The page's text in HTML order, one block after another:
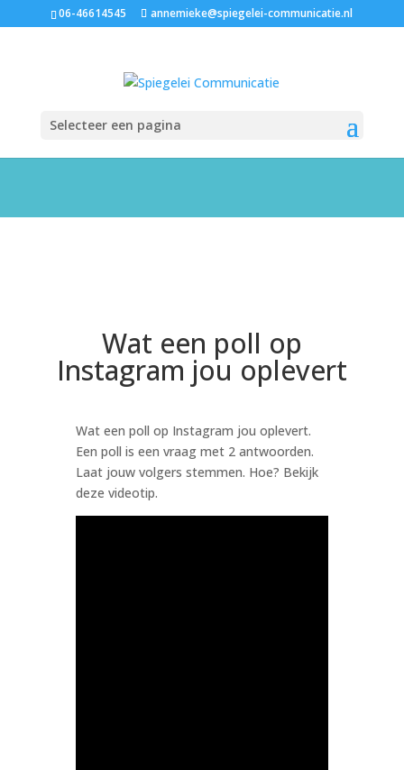
06-46614545 annemieke@spiegelei-communicatie.nl
Selecteer een pagina
Wat een poll op
Instagram jou oplevert
Wat een poll op Instagram jou oplevert.
Een poll is een vraag met 2 antwoorden.
Laat jouw volgers stemmen. Hoe? Bekijk
deze videotip.